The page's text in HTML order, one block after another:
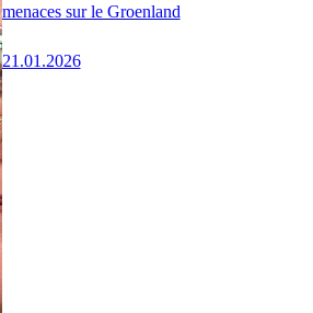
menaces sur le Groenland
21.01.2026